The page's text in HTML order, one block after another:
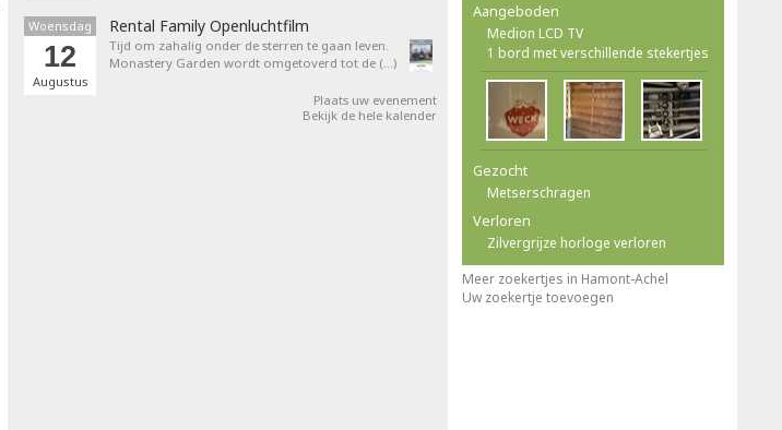
Woensdag
12
Augustus
Rental Family Openluchtfilm
Tijd om zahalig onder de sterren te gaan leven.
Monastery Garden wordt omgetoverd tot de (…)
Plaats uw evenement
Bekijk de hele kalender
Aangeboden
Medion LCD TV
1 bord met verschillende stekertjes
Gezocht
Metserschragen
Verloren
Zilvergrijze horloge verloren
Meer zoekertjes in Hamont-Achel
Uw zoekertje toevoegen